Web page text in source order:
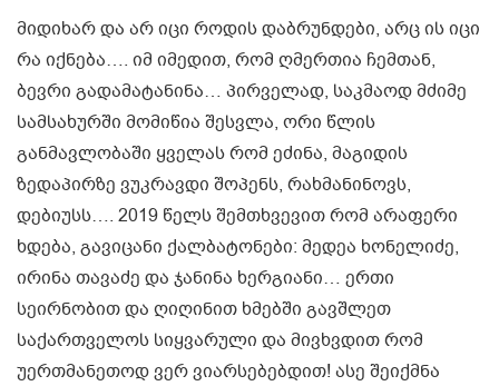
მიდიხარ და არ იცი როდის დაბრუნდები, არც ის იცი
რა იქნება…. იმ იმედით, რომ ღმერთია ჩემთან,
ბევრი გადამატანინა… პირველად, საკმაოდ მძიმე
სამსახურში მომიწია შესვლა, ორი წლის
განმავლობაში ყველას რომ ეძინა, მაგიდის
ზედაპირზე ვუკრავდი შოპენს, რახმანინოვს,
დებიუსს…. 2019 წელს შემთხვევით რომ არაფერი
ხდება, გავიცანი ქალბატონები: მედეა ხონელიძე,
ირინა თავაძე და ჯანინა ხერგიანი… ერთი
სეირნობით და ღიღინით ხმებში გავშლეთ
საქართველოს სიყვარული და მივხვდით რომ
უერთმანეთოდ ვერ ვიარსებებდით! ასე შეიქმნა